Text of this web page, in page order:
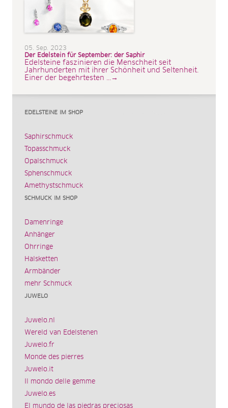
05. Sep. 2023
Der Edelstein für September: der Saphir
Edelsteine faszinieren die Menschheit seit
Jahrhunderten mit ihrer Schönheit und Seltenheit.
Einer der begehrtesten ...→
EDELSTEINE IM SHOP
Saphirschmuck
Topasschmuck
Opalschmuck
Sphenschmuck
Amethystschmuck
SCHMUCK IM SHOP
Damenringe
Anhänger
Ohrringe
Halsketten
Armbänder
mehr Schmuck
JUWELO
Juwelo.nl
Wereld van Edelstenen
Juwelo.fr
Monde des pierres
Juwelo.it
Il mondo delle gemme
Juwelo.es
El mundo de las piedras preciosas